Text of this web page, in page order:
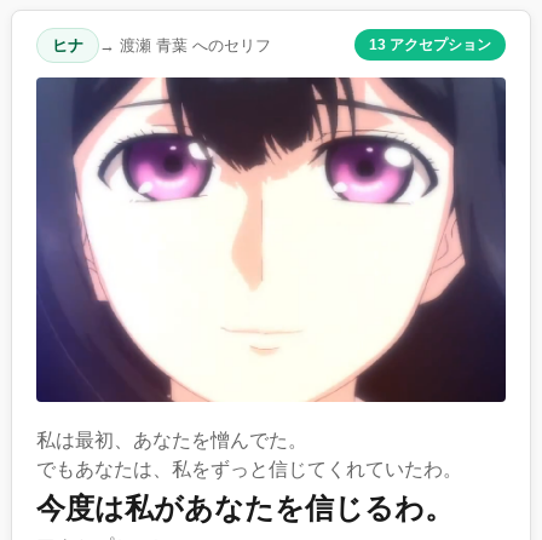
ヒナ → 渡瀬 青葉 へのセリフ 13 アクセプション
私は最初、あなたを憎んでた。
でもあなたは、私をずっと信じてくれていたわ。
今度は私があなたを信じるわ。